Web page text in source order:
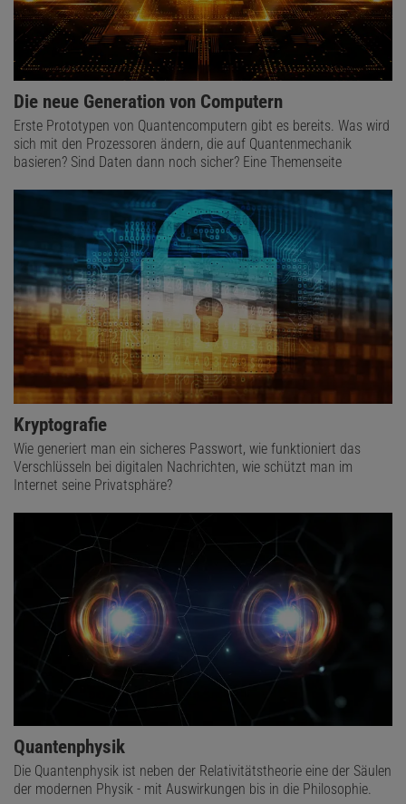
Die neue Generation von Computern
Erste Prototypen von Quantencomputern gibt es bereits. Was wird
sich mit den Prozessoren ändern, die auf Quantenmechanik
basieren? Sind Daten dann noch sicher? Eine Themenseite
Kryptografie
Wie generiert man ein sicheres Passwort, wie funktioniert das
Verschlüsseln bei digitalen Nachrichten, wie schützt man im
Internet seine Privatsphäre?
Quantenphysik
Die Quantenphysik ist neben der Relativitätstheorie eine der Säulen
der modernen Physik - mit Auswirkungen bis in die Philosophie.